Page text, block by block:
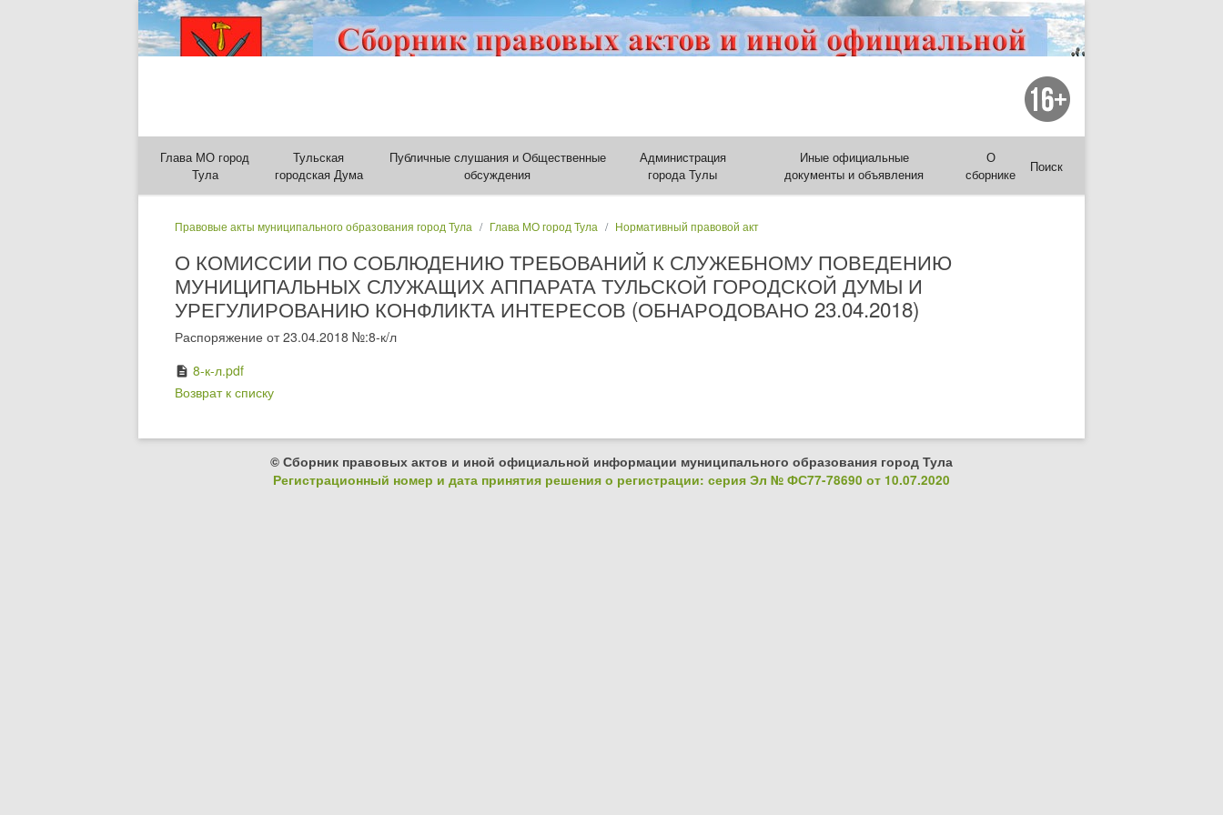
Глава МО город
Тула
Тульская
городская Дума
Публичные слушания и Общественные
обсуждения
Администрация
города Тулы
Иные официальные
документы и объявления
О
сборнике
Поиск
Правовые акты муниципального образования город Тула Глава МО город Тула Нормативный правовой акт
О КОМИССИИ ПО СОБЛЮДЕНИЮ ТРЕБОВАНИЙ К СЛУЖЕБНОМУ ПОВЕДЕНИЮ
МУНИЦИПАЛЬНЫХ СЛУЖАЩИХ АППАРАТА ТУЛЬСКОЙ ГОРОДСКОЙ ДУМЫ И
УРЕГУЛИРОВАНИЮ КОНФЛИКТА ИНТЕРЕСОВ (ОБНАРОДОВАНО 23.04.2018)
Распоряжение от 23.04.2018 №:8-к/л
description 8-к-л.pdf
Возврат к списку
© Сборник правовых актов и иной официальной информации муниципального образования город Тула
Регистрационный номер и дата принятия решения о регистрации: серия Эл № ФС77-78690 от 10.07.2020